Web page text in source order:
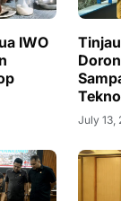
IWO
July 13,